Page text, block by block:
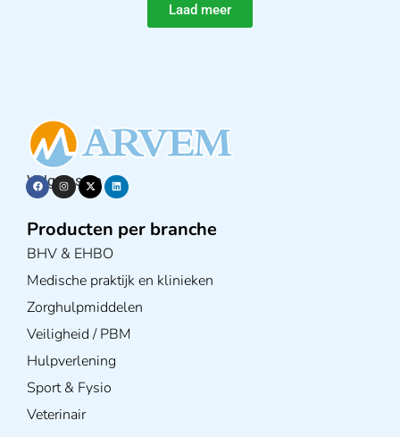
Laad meer
Volg ons op
Producten per branche
BHV & EHBO
Medische praktijk en klinieken
Zorghulpmiddelen
Veiligheid / PBM
Hulpverlening
Sport & Fysio
Veterinair